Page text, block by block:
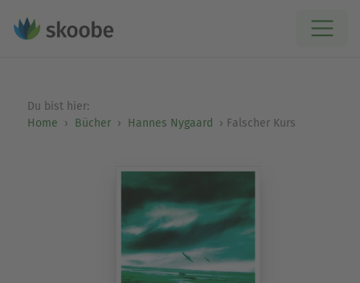
Du bist hier:
Home
Bücher Hannes Nygaard Falscher Kurs